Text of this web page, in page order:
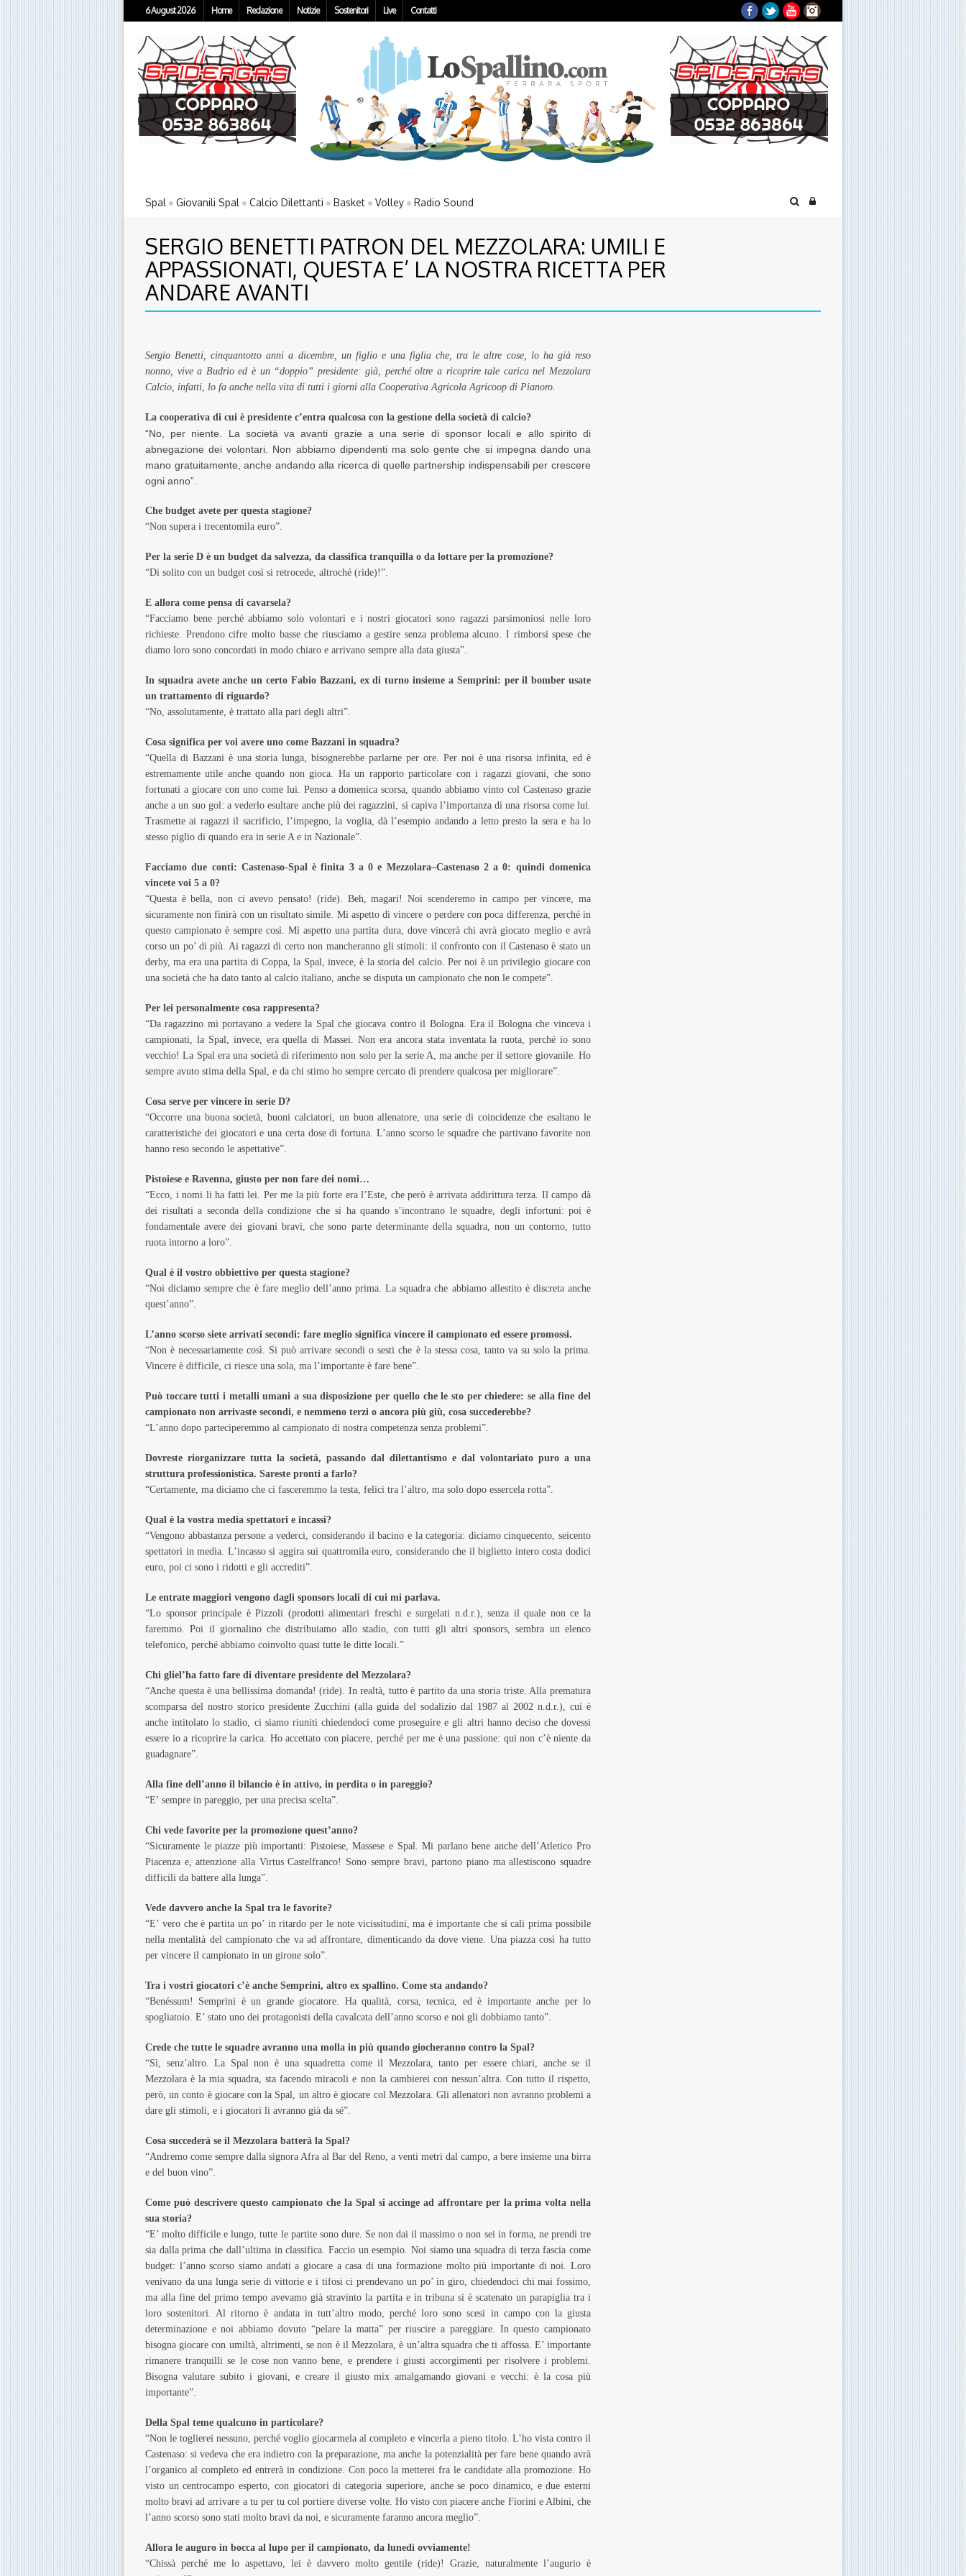
6 August 2026 Home Redazione Notizie Sostenitori Live Contatti Facebook
TwitterYouTubeInstagram
Spal Giovanili Spal Calcio Dilettanti Basket Volley Radio Sound
SERGIO BENETTI PATRON DEL MEZZOLARA: UMILI E
APPASSIONATI, QUESTA E’ LA NOSTRA RICETTA PER
ANDARE AVANTI
Sergio Benetti, cinquantotto anni a dicembre, un figlio e una figlia che, tra le altre cose, lo ha già reso
nonno, vive a Budrio ed è un “doppio” presidente: già, perché oltre a ricoprire tale carica nel Mezzolara
Calcio, infatti, lo fa anche nella vita di tutti i giorni alla Cooperativa Agricola Agricoop di Pianoro.
La cooperativa di cui è presidente c’entra qualcosa con la gestione della società di calcio?
“No, per niente. La società va avanti grazie a una serie di sponsor locali e allo spirito di
abnegazione dei volontari. Non abbiamo dipendenti ma solo gente che si impegna dando una
mano gratuitamente, anche andando alla ricerca di quelle partnership indispensabili per crescere
ogni anno”.
Che budget avete per questa stagione?
“Non supera i trecentomila euro”.
Per la serie D è un budget da salvezza, da classifica tranquilla o da lottare per la promozione?
“Di solito con un budget così si retrocede, altroché (ride)!”.
E allora come pensa di cavarsela?
“Facciamo bene perché abbiamo solo volontari e i nostri giocatori sono ragazzi parsimoniosi nelle loro
richieste. Prendono cifre molto basse che riusciamo a gestire senza problema alcuno. I rimborsi spese che
diamo loro sono concordati in modo chiaro e arrivano sempre alla data giusta”.
In squadra avete anche un certo Fabio Bazzani, ex di turno insieme a Semprini: per il bomber usate
un trattamento di riguardo?
“No, assolutamente, è trattato alla pari degli altri”.
Cosa significa per voi avere uno come Bazzani in squadra?
“Quella di Bazzani è una storia lunga, bisognerebbe parlarne per ore. Per noi è una risorsa infinita, ed è
estremamente utile anche quando non gioca. Ha un rapporto particolare con i ragazzi giovani, che sono
fortunati a giocare con uno come lui. Penso a domenica scorsa, quando abbiamo vinto col Castenaso grazie
anche a un suo gol: a vederlo esultare anche più dei ragazzini, si capiva l’importanza di una risorsa come lui.
Trasmette ai ragazzi il sacrificio, l’impegno, la voglia, dà l’esempio andando a letto presto la sera e ha lo
stesso piglio di quando era in serie A e in Nazionale”.
Facciamo due conti: Castenaso-Spal è finita 3 a 0 e Mezzolara–Castenaso 2 a 0: quindi domenica
vincete voi 5 a 0?
“Questa è bella, non ci avevo pensato! (ride). Beh, magari! Noi scenderemo in campo per vincere, ma
sicuramente non finirà con un risultato simile. Mi aspetto di vincere o perdere con poca differenza, perché in
questo campionato è sempre così. Mi aspetto una partita dura, dove vincerà chi avrà giocato meglio e avrà
corso un po’ di più. Ai ragazzi di certo non mancheranno gli stimoli: il confronto con il Castenaso è stato un
derby, ma era una partita di Coppa, la Spal, invece, è la storia del calcio. Per noi è un privilegio giocare con
una società che ha dato tanto al calcio italiano, anche se disputa un campionato che non le compete”.
Per lei personalmente cosa rappresenta?
“Da ragazzino mi portavano a vedere la Spal che giocava contro il Bologna. Era il Bologna che vinceva i
campionati, la Spal, invece, era quella di Massei. Non era ancora stata inventata la ruota, perché io sono
vecchio! La Spal era una società di riferimento non solo per la serie A, ma anche per il settore giovanile. Ho
sempre avuto stima della Spal, e da chi stimo ho sempre cercato di prendere qualcosa per migliorare”.
Cosa serve per vincere in serie D?
“Occorre una buona società, buoni calciatori, un buon allenatore, una serie di coincidenze che esaltano le
caratteristiche dei giocatori e una certa dose di fortuna. L’anno scorso le squadre che partivano favorite non
hanno reso secondo le aspettative”.
Pistoiese e Ravenna, giusto per non fare dei nomi…
“Ecco, i nomi li ha fatti lei. Per me la più forte era l’Este, che però è arrivata addirittura terza. Il campo dà
dei risultati a seconda della condizione che si ha quando s’incontrano le squadre, degli infortuni: poi è
fondamentale avere dei giovani bravi, che sono parte determinante della squadra, non un contorno, tutto
ruota intorno a loro”.
Qual è il vostro obbiettivo per questa stagione?
“Noi diciamo sempre che è fare meglio dell’anno prima. La squadra che abbiamo allestito è discreta anche
quest’anno”.
L’anno scorso siete arrivati secondi: fare meglio significa vincere il campionato ed essere promossi.
“Non è necessariamente così. Si può arrivare secondi o sesti che è la stessa cosa, tanto va su solo la prima.
Vincere è difficile, ci riesce una sola, ma l’importante è fare bene”.
Può toccare tutti i metalli umani a sua disposizione per quello che le sto per chiedere: se alla fine del
campionato non arrivaste secondi, e nemmeno terzi o ancora più giù, cosa succederebbe?
“L’anno dopo parteciperemmo al campionato di nostra competenza senza problemi”.
Dovreste riorganizzare tutta la società, passando dal dilettantismo e dal volontariato puro a una
struttura professionistica. Sareste pronti a farlo?
“Certamente, ma diciamo che ci fasceremmo la testa, felici tra l’altro, ma solo dopo essercela rotta”.
Qual è la vostra media spettatori e incassi?
“Vengono abbastanza persone a vederci, considerando il bacino e la categoria: diciamo cinquecento, seicento
spettatori in media. L’incasso si aggira sui quattromila euro, considerando che il biglietto intero costa dodici
euro, poi ci sono i ridotti e gli accrediti”.
Le entrate maggiori vengono dagli sponsors locali di cui mi parlava.
“Lo sponsor principale è Pizzoli (prodotti alimentari freschi e surgelati n.d.r.), senza il quale non ce la
faremmo. Poi il giornalino che distribuiamo allo stadio, con tutti gli altri sponsors, sembra un elenco
telefonico, perché abbiamo coinvolto quasi tutte le ditte locali.”
Chi gliel’ha fatto fare di diventare presidente del Mezzolara?
“Anche questa è una bellissima domanda! (ride). In realtà, tutto è partito da una storia triste. Alla prematura
scomparsa del nostro storico presidente Zucchini (alla guida del sodalizio dal 1987 al 2002 n.d.r.), cui è
anche intitolato lo stadio, ci siamo riuniti chiedendoci come proseguire e gli altri hanno deciso che dovessi
essere io a ricoprire la carica. Ho accettato con piacere, perché per me è una passione: qui non c’è niente da
guadagnare”.
Alla fine dell’anno il bilancio è in attivo, in perdita o in pareggio?
“E’ sempre in pareggio, per una precisa scelta”.
Chi vede favorite per la promozione quest’anno?
“Sicuramente le piazze più importanti: Pistoiese, Massese e Spal. Mi parlano bene anche dell’Atletico Pro
Piacenza e, attenzione alla Virtus Castelfranco! Sono sempre bravi, partono piano ma allestiscono squadre
difficili da battere alla lunga”.
Vede davvero anche la Spal tra le favorite?
“E’ vero che è partita un po’ in ritardo per le note vicissitudini, ma è importante che si cali prima possibile
nella mentalità del campionato che va ad affrontare, dimenticando da dove viene. Una piazza così ha tutto
per vincere il campionato in un girone solo”.
Tra i vostri giocatori c’è anche Semprini, altro ex spallino. Come sta andando?
“Benéssum! Semprini è un grande giocatore. Ha qualità, corsa, tecnica, ed è importante anche per lo
spogliatoio. E’ stato uno dei protagonisti della cavalcata dell’anno scorso e noi gli dobbiamo tanto”.
Crede che tutte le squadre avranno una molla in più quando giocheranno contro la Spal?
“Sì, senz’altro. La Spal non è una squadretta come il Mezzolara, tanto per essere chiari, anche se il
Mezzolara è la mia squadra, sta facendo miracoli e non la cambierei con nessun’altra. Con tutto il rispetto,
però, un conto è giocare con la Spal, un altro è giocare col Mezzolara. Gli allenatori non avranno problemi a
dare gli stimoli, e i giocatori li avranno già da sé”.
Cosa succederà se il Mezzolara batterà la Spal?
“Andremo come sempre dalla signora Afra al Bar del Reno, a venti metri dal campo, a bere insieme una birra
e del buon vino”.
Come può descrivere questo campionato che la Spal si accinge ad affrontare per la prima volta nella
sua storia?
“E’ molto difficile e lungo, tutte le partite sono dure. Se non dai il massimo o non sei in forma, ne prendi tre
sia dalla prima che dall’ultima in classifica. Faccio un esempio. Noi siamo una squadra di terza fascia come
budget: l’anno scorso siamo andati a giocare a casa di una formazione molto più importante di noi. Loro
venivano da una lunga serie di vittorie e i tifosi ci prendevano un po’ in giro, chiedendoci chi mai fossimo,
ma alla fine del primo tempo avevamo già stravinto la partita e in tribuna si è scatenato un parapiglia tra i
loro sostenitori. Al ritorno è andata in tutt’altro modo, perché loro sono scesi in campo con la giusta
determinazione e noi abbiamo dovuto “pelare la matta” per riuscire a pareggiare. In questo campionato
bisogna giocare con umiltà, altrimenti, se non è il Mezzolara, è un’altra squadra che ti affossa. E’ importante
rimanere tranquilli se le cose non vanno bene, e prendere i giusti accorgimenti per risolvere i problemi.
Bisogna valutare subito i giovani, e creare il giusto mix amalgamando giovani e vecchi: è la cosa più
importante”.
Della Spal teme qualcuno in particolare?
“Non le toglierei nessuno, perché voglio giocarmela al completo e vincerla a pieno titolo. L’ho vista contro il
Castenaso: si vedeva che era indietro con la preparazione, ma anche la potenzialità per fare bene quando avrà
l’organico al completo ed entrerà in condizione. Con poco la metterei fra le candidate alla promozione. Ho
visto un centrocampo esperto, con giocatori di categoria superiore, anche se poco dinamico, e due esterni
molto bravi ad arrivare a tu per tu col portiere diverse volte. Ho visto con piacere anche Fiorini e Albini, che
l’anno scorso sono stati molto bravi da noi, e sicuramente faranno ancora meglio”.
Allora le auguro in bocca al lupo per il campionato, da lunedì ovviamente!
“Chissà perché me lo aspettavo, lei è davvero molto gentile (ride)! Grazie, naturalmente l’augurio è